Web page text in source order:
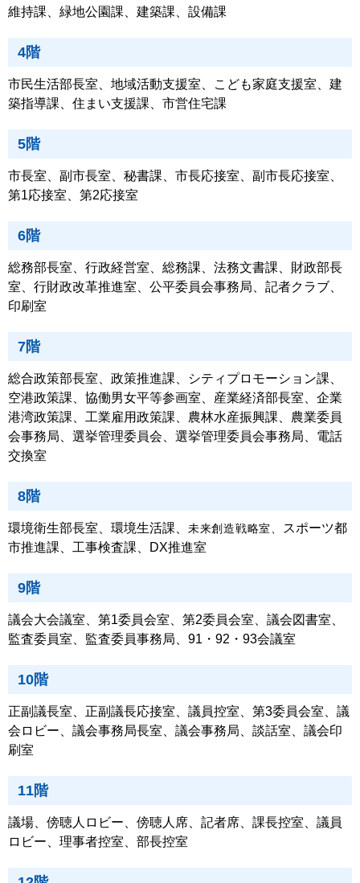
維持課、緑地公園課、建築課、設備課
4階
市民生活部長室、地域活動支援室、こども家庭支援室、建
築指導課、住まい支援課、市営住宅課
5階
市長室、副市長室、秘書課、市長応接室、副市長応接室、
第1応接室、第2応接室
6階
総務部長室、行政経営室、総務課、法務文書課、財政部長
室、行財政改革推進室、公平委員会事務局、記者クラブ、
印刷室
7階
総合政策部長室、政策推進課、シティプロモーション課、
空港政策課、協働男女平等参画室、産業経済部長室、企業
港湾政策課、工業雇用政策課、農林水産振興課、農業委員
会事務局、選挙管理委員会、選挙管理委員会事務局、電話
交換室
8階
環境衛生部長室、環境生活課、 未来創造戦略室、
スポーツ都
市推進課、工事検査課、DX推進室
9階
議会大会議室、第1委員会室、第2委員会室、議会図書室、
監査委員室、監査委員事務局、91・92・93会議室
10階
正副議長室、正副議長応接室、議員控室、第3委員会室、議
会ロビー、議会事務局長室、議会事務局、談話室、議会印
刷室
11階
議場、傍聴人ロビー、傍聴人席、記者席、課長控室、議員
ロビー、理事者控室、部長控室